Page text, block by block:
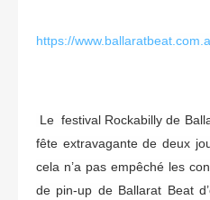
https://
Le festival Rockabilly de
fête extravagante de deux
cela n’a pas empêché les
de pin-up de Ballarat Beat